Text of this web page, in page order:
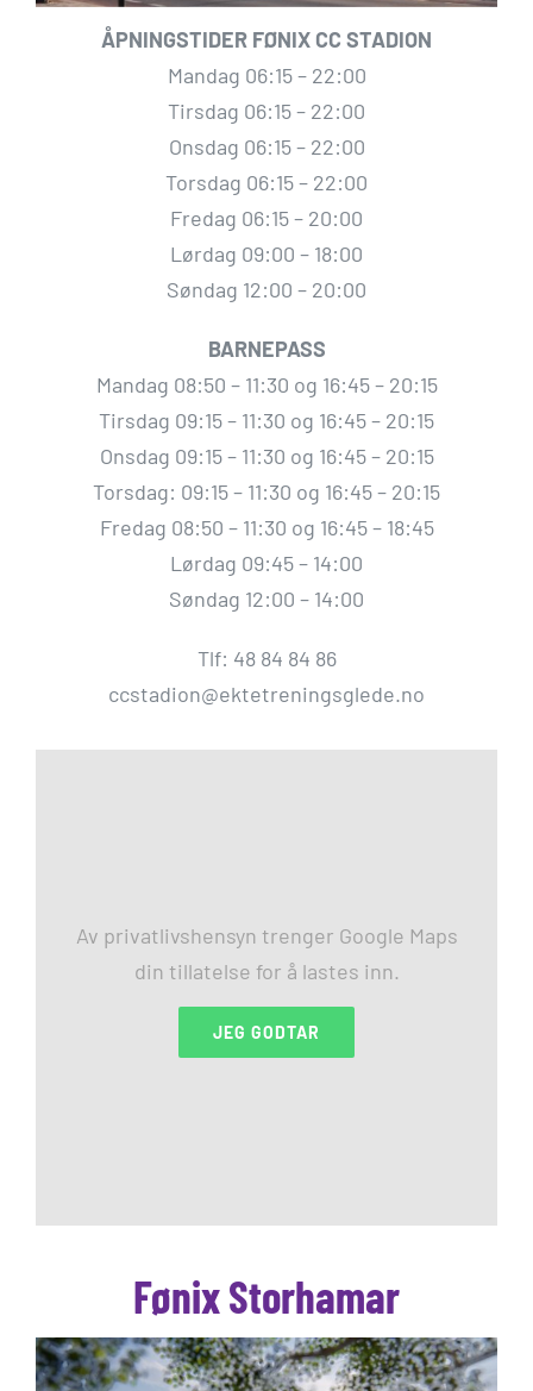
ÅPNINGSTIDER FØNIX CC STADION
Mandag 06:15 – 22:00
Tirsdag 06:15 – 22:00
Onsdag 06:15 – 22:00
Torsdag 06:15 – 22:00
Fredag 06:15 – 20:00
Lørdag 09:00 – 18:00
Søndag 12:00 – 20:00
BARNEPASS
Mandag 08:50 – 11:30 og 16:45 – 20:15
Tirsdag 09:15 – 11:30 og 16:45 – 20:15
Onsdag 09:15 – 11:30 og 16:45 – 20:15
Torsdag: 09:15 – 11:30 og 16:45 – 20:15
Fredag 08:50 – 11:30 og 16:45 – 18:45
Lørdag 09:45 – 14:00
Søndag 12:00 – 14:00
Tlf: 48 84 84 86
ccstadion@ektetreningsglede.no
Av privatlivshensyn trenger Google Maps
din tillatelse for å lastes inn.
JEG GODTAR
Fønix Storhamar